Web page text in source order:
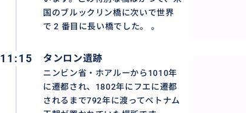
国のブルックリン橋に次いで世界
で 2 番目に長い橋でした。 。
11:15 タンロン遺跡
ニンビン省・ホアルーから1010年
に遷都され、1802年にフエに遷都
されるまで792年に渡ってベトナム